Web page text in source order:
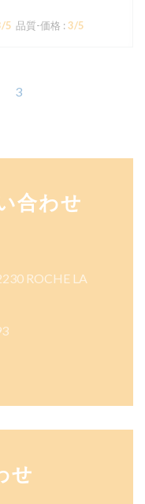
/5 品質-価格 : 3/5
3
合わせ
ROCHE LA
新しいウィンドウで開き
((新しいウィンドウ
((新しいウィ
せ